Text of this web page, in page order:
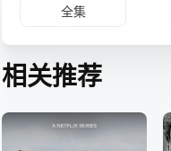
全集
相关推荐